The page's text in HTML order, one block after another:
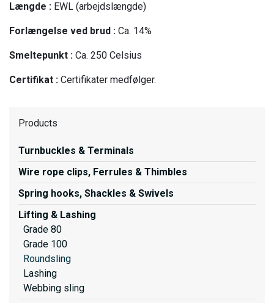
Products
Turnbuckles & Terminals
Wire rope clips, Ferrules & Thimbles
Spring hooks, Shackles & Swivels
Lifting & Lashing
Grade 80
Grade 100
Roundsling
Lashing
Webbing sling
Længde : EWL (arbejdslængde)
Forlængelse ved brud : Ca. 14%
Smeltepunkt : Ca. 250 Celsius
Certifikat : Certifikater medfølger.